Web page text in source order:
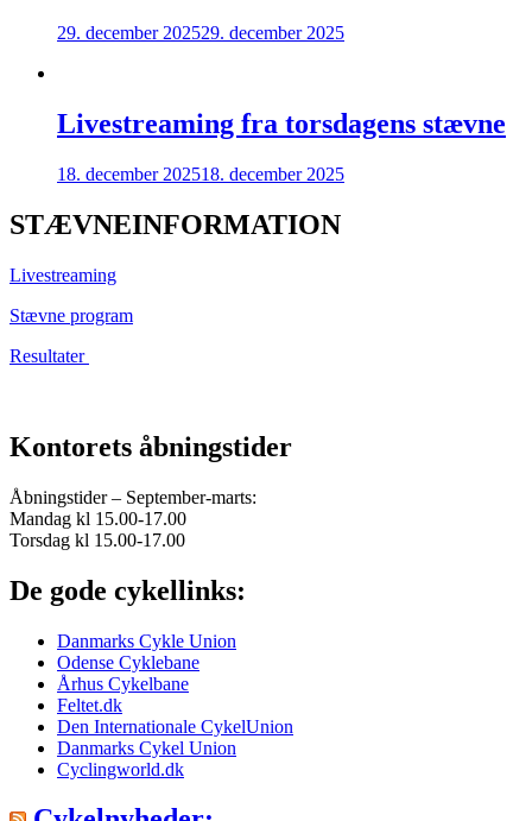
29. december 202529. december 2025
Livestreaming fra torsdagens stævne
18. december 202518. december 2025
STÆVNEINFORMATION
Livestreaming
Stævne program
Resultater
Kontorets åbningstider
Åbningstider – September-marts:
Mandag kl 15.00-17.00
Torsdag kl 15.00-17.00
De gode cykellinks:
Danmarks Cykle Union
Odense Cyklebane
Århus Cykelbane
Feltet.dk
Den Internationale CykelUnion
Danmarks Cykel Union
Cyclingworld.dk